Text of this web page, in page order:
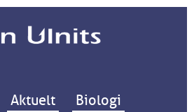
Hop til indhold
Aktuelt Biologi